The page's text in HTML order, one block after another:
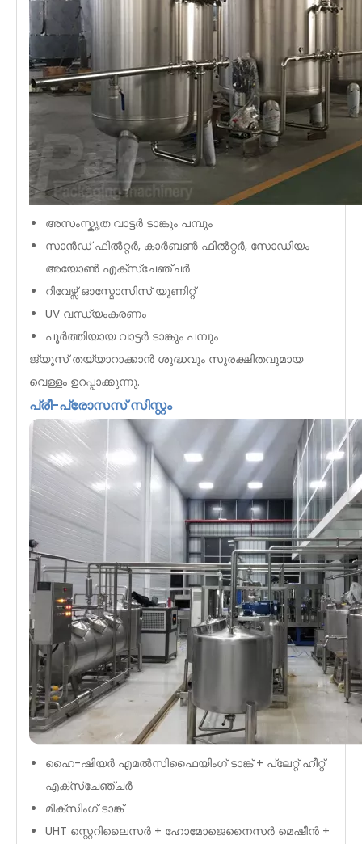
അസംസ്കൃത വാട്ടർ ടാങ്കും പമ്പും
സാൻഡ് ഫിൽറ്റർ, കാർബൺ ഫിൽറ്റർ, സോഡിയം
അയോൺ എക്സ്ചേഞ്ചർ
റിവേഴ്സ് ഓസ്മോസിസ് യൂണിറ്റ്
UV വന്ധ്യംകരണം
പൂർത്തിയായ വാട്ടർ ടാങ്കും പമ്പും
ജ്യൂസ് തയ്യാറാക്കാൻ ശുദ്ധവും സുരക്ഷിതവുമായ
വെള്ളം ഉറപ്പാക്കുന്നു.
പ്രീ-പ്രോസസ് സിസ്റ്റം
ഹൈ-ഷിയർ എമൽസിഫൈയിംഗ് ടാങ്ക് + പ്ലേറ്റ് ഹീറ്റ്
എക്സ്ചേഞ്ചർ
മിക്സിംഗ് ടാങ്ക്
UHT സ്റ്റെറിലൈസർ + ഹോമോജെനൈസർ മെഷീൻ +